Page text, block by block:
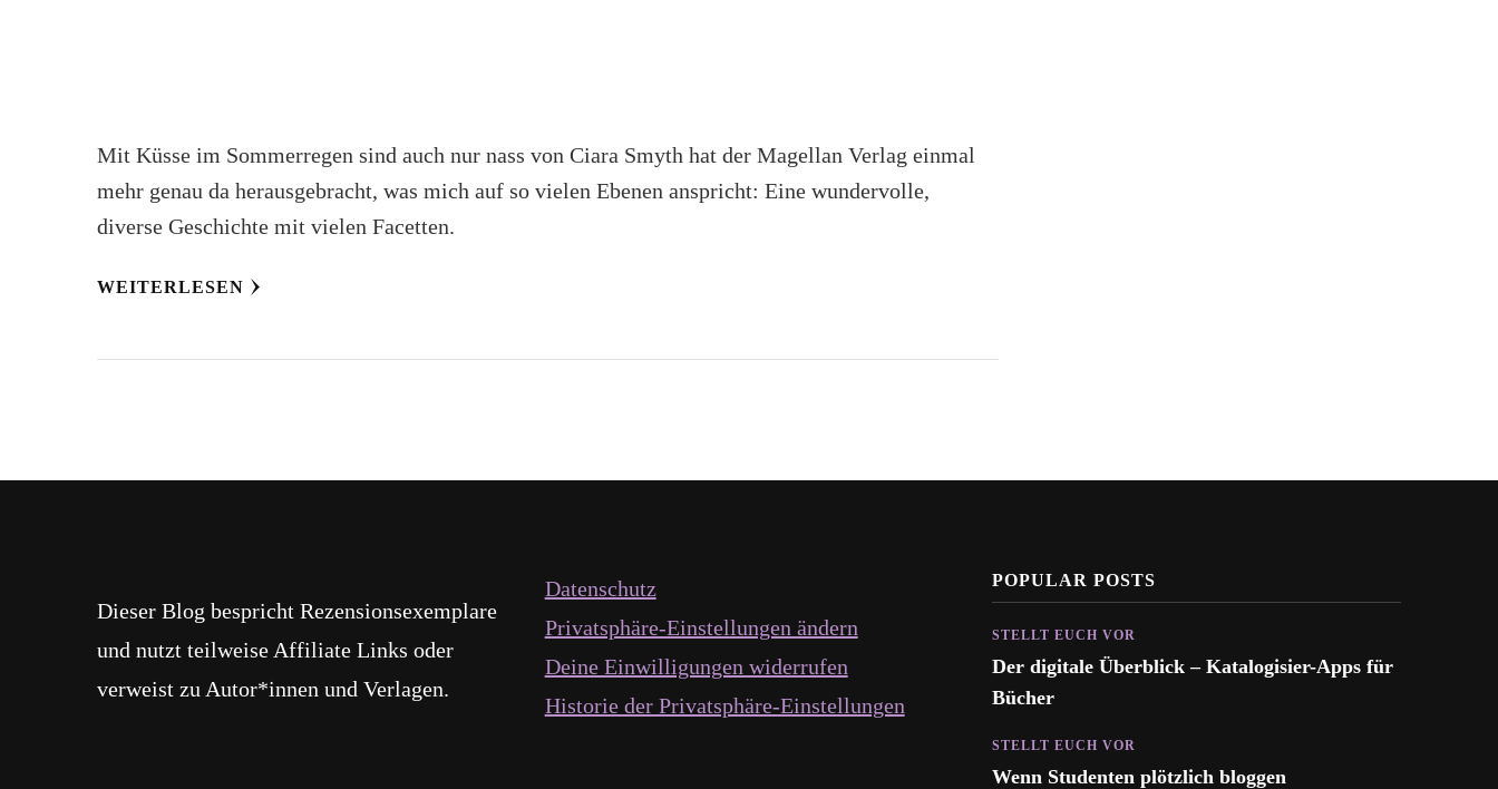
Mit Küsse im Sommerregen sind auch nur nass von Ciara Smyth hat der Magellan Verlag einmal
mehr genau da herausgebracht, was mich auf so vielen Ebenen anspricht: Eine wundervolle,
diverse Geschichte mit vielen Facetten.
WEITERLESEN
Dieser Blog bespricht Rezensionsexemplare
und nutzt teilweise Affiliate Links oder
verweist zu Autor*innen und Verlagen.
Datenschutz
Privatsphäre-Einstellungen ändern
Deine Einwilligungen widerrufen
Historie der Privatsphäre-Einstellungen
POPULAR POSTS
STELLT EUCH VOR
Der digitale Überblick – Katalogisier-Apps für
Bücher
STELLT EUCH VOR
Wenn Studenten plötzlich bloggen